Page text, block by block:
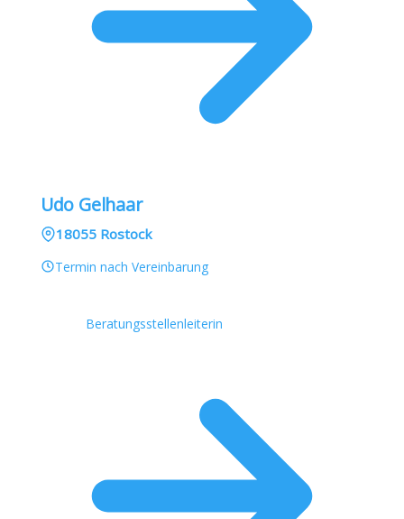
Udo Gelhaar
18055 Rostock
Termin nach Vereinbarung
Beratungsstellenleiterin